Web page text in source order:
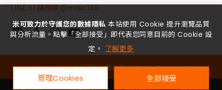
LINE ID 請搜尋 @miko168
Copyright ©米可資訊有限公司All Rights Reserved.
米可致力於守護您的數據隱私 本站使用 Cookie 提升瀏覽品質
與分析流量。點擊「全部接受」即代表您同意目前的 Cookie 設
定。 了解更多
管理Cookies 全部接受